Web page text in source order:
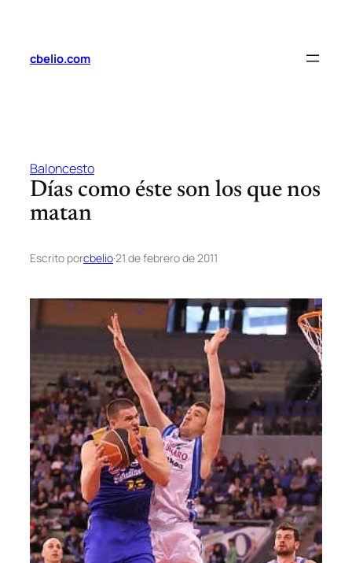
contenido
cbelio.com
Baloncesto
Días como éste son los que nos
matan
Escrito porcbelio·21 de febrero de 2011